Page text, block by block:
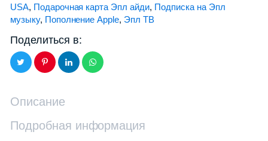
USA, Подарочная карта Эпл айди, Подписка на Эпл
музыку, Пополнение Apple, Эпл ТВ
Поделиться в:
Описание
Подробная информация